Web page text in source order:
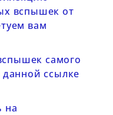
вспышек от
вам
самого
данной ссылке
на